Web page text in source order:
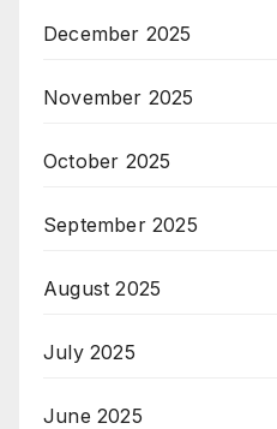
December 2025
November 2025
October 2025
September 2025
August 2025
July 2025
June 2025